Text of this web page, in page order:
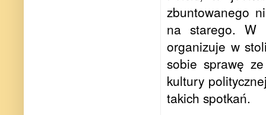
zbuntowanego
na starego. W
organizuje w
sobie sprawę
kultury
takich spotkań.